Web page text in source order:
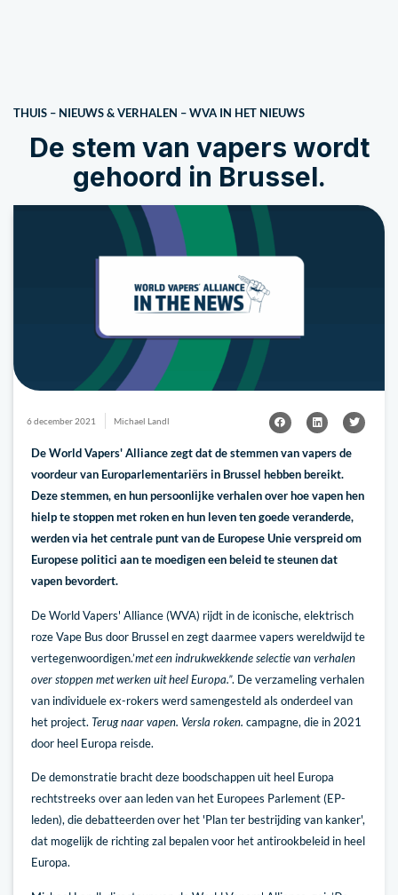
THUIS – NIEUWS & VERHALEN –WVA IN HET NIEUWS
De stem van vapers wordt
gehoord in Brussel.
6 december 2021 Michael Landl
De World Vapers' Alliance zegt dat de stemmen van vapers de
voordeur van Europarlementariërs in Brussel hebben bereikt.
Deze stemmen, en hun persoonlijke verhalen over hoe vapen hen
hielp te stoppen met roken en hun leven ten goede veranderde,
werden via het centrale punt van de Europese Unie verspreid om
Europese politici aan te moedigen een beleid te steunen dat
vapen bevordert.
De World Vapers' Alliance (WVA) rijdt in de iconische, elektrisch
roze Vape Bus door Brussel en zegt daarmee vapers wereldwijd te
vertegenwoordigen.’met een indrukwekkende selectie van verhalen
over stoppen met werken uit heel Europa.”. De verzameling verhalen
van individuele ex-rokers werd samengesteld als onderdeel van
het project. Terug naar vapen. Versla roken. campagne, die in 2021
door heel Europa reisde.
De demonstratie bracht deze boodschappen uit heel Europa
rechtstreeks over aan leden van het Europees Parlement (EP-
leden), die debatteerden over het 'Plan ter bestrijding van kanker',
dat mogelijk de richting zal bepalen voor het antirookbeleid in heel
Europa.